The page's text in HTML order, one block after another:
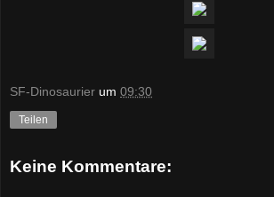
SF-Dinosaurier um 09:30
Teilen
Keine Kommentare: